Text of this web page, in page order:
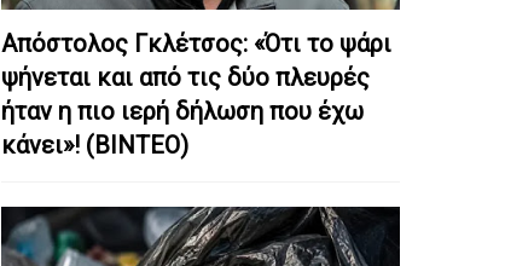
Απόστολος Γκλέτσος: «Ότι το ψάρι
ψήνεται και από τις δύο πλευρές
ήταν η πιο ιερή δήλωση που έχω
κάνει»! (ΒΙΝΤΕΟ)